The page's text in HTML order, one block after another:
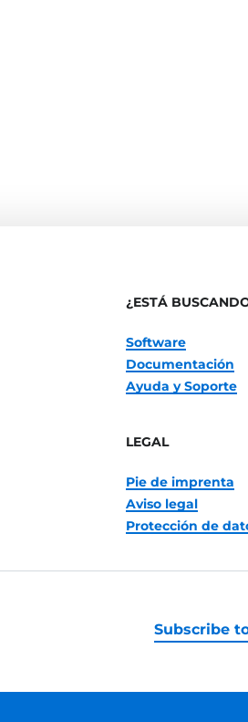
¿ESTÁ
Software
Documentación
Ayuda y Soporte
LEGAL
Pie de imprenta
Aviso legal
Protección de
Subscribe